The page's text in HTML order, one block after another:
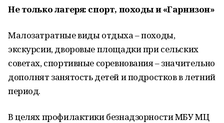
Не только лагеря: спорт, походы и «Гарнизон»
Малозатратные виды отдыха – походы,
экскурсии, дворовые площадки при сельских
советах, спортивные соревнования – значительно
дополнят занятость детей и подростков в летний
период.
В целях профилактики безнадзорности МБУ МЦ